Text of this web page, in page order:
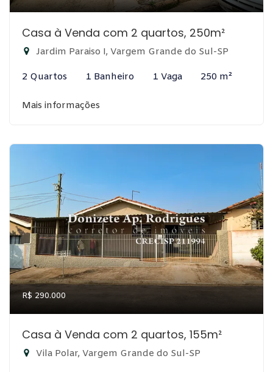
Casa à Venda com 2 quartos, 250m²
Jardim Paraiso I, Vargem Grande do Sul-SP
2 Quartos 1 Banheiro 1 Vaga 250 m²
Mais informações
R$ 290.000
Casa à Venda com 2 quartos, 155m²
Vila Polar, Vargem Grande do Sul-SP